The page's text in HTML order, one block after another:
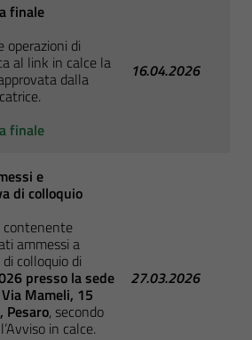
finale
operazioni di
al link in calce la
dalla
finale
16.04.2026
e
di colloquio
contenente
ammessi a
colloquio di
presso la sede
Via Mameli, 15
Pesaro, secondo
in calce.
27.03.2026